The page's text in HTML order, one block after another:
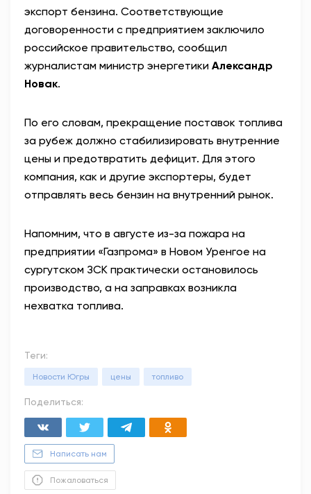
АНТИТЕРРОР
94,84
Вход / Регистрация
экспорт бензина. Соответствующие
договоренности с предприятием заключило
российское правительство, сообщил
журналистам министр энергетики Александр
Новак.
По его словам, прекращение поставок топлива
за рубеж должно стабилизировать внутренние
цены и предотвратить дефицит. Для этого
компания, как и другие экспортеры, будет
отправлять весь бензин на внутренний рынок.
Напомним, что в августе из-за пожара на
предприятии «Газпрома» в Новом Уренгое на
сургутском ЗСК практически остановилось
производство, а на заправках возникла
нехватка топлива.
Теги:
Новости Югры цены топливо
Поделиться:
Написать нам
Пожаловаться